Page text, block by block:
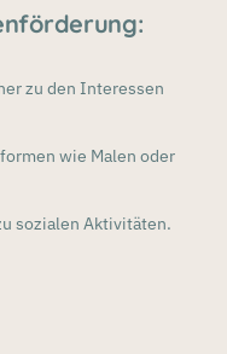
zu den Interessen
wie Malen oder
sozialen Aktivitäten.